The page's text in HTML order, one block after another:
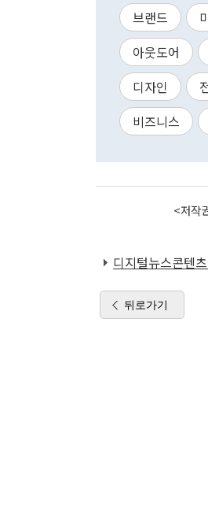
브랜드
아웃도어
디자인
비즈니스
<저작
디지털뉴스콘텐
뒤로가기